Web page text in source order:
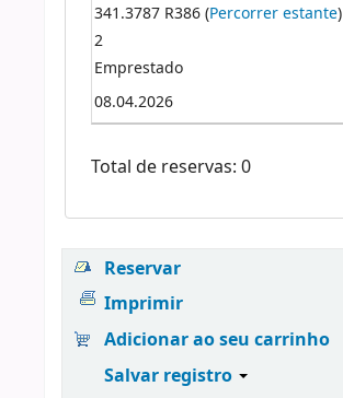
341.3787 R386 (Percorrer estante)
2
Emprestado
08.04.2026
Total de reservas: 0
Reservar
Imprimir
Adicionar ao seu carrinho
Salvar registro